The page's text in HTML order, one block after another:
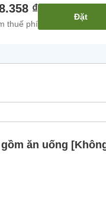
₫
thuế phí
Đặt
ăn uống